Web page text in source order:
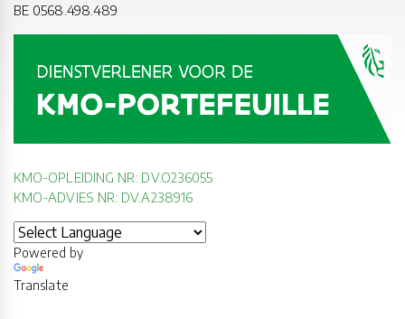
BE 0568.498.489
KMO-OPLEIDING NR: DV.O236055
KMO-ADVIES NR: DV.A238916
Powered by
Translate